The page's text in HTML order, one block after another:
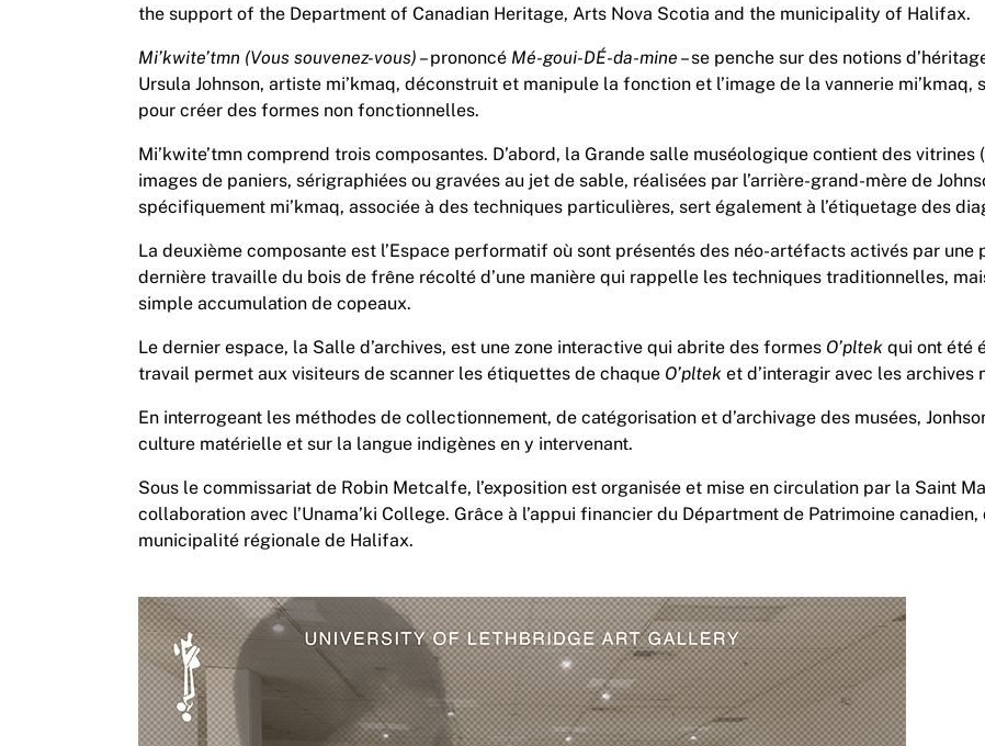
the support of the Department of Canadian Heritage, Arts Nova Scotia and the municipality of Halifax.
Mi’kwite’tmn (Vous souvenez-vous) – prononcé Mé-goui-DÉ-da-mine – se penche sur des notions
Ursula Johnson, artiste mi’kmaq, déconstruit et manipule la fonction et l’image de la vannerie
pour créer des formes non fonctionnelles.
Mi’kwite’tmn comprend trois composantes. D’abord, la Grande salle muséologique contient des
images de paniers, sérigraphiées ou gravées au jet de sable, réalisées par l’arrière-grand-mère de
spécifiquement mi’kmaq, associée à des techniques particulières, sert également à l’étiquetage des
La deuxième composante est l’Espace performatif où sont présentés des néo-artéfacts activés par une
dernière travaille du bois de frêne récolté d’une manière qui rappelle les techniques traditionnelles,
simple accumulation de copeaux.
Le dernier espace, la Salle d’archives, est une zone interactive qui abrite des formes O’pltek qui ont été
travail permet aux visiteurs de scanner les étiquettes de chaque O’pltek et d’interagir avec les archives
En interrogeant les méthodes de collectionnement, de catégorisation et d’archivage des musées,
culture matérielle et sur la langue indigènes en y intervenant.
Sous le commissariat de Robin Metcalfe, l’exposition est organisée et mise en circulation par la Saint
collaboration avec l’Unama’ki College. Grâce à l’appui financier du Départment de Patrimoine
municipalité régionale de Halifax.